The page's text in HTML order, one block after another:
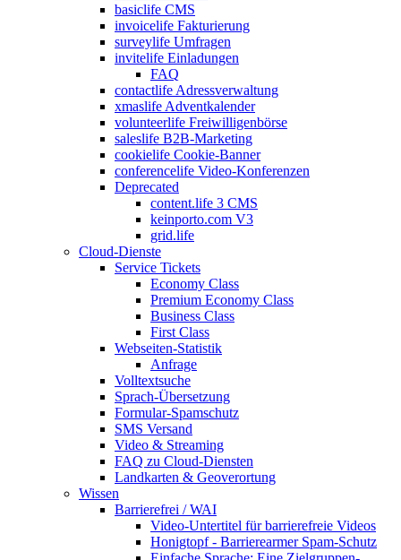
basiclife CMS
invoicelife Fakturierung
surveylife Umfragen
invitelife Einladungen
FAQ
contactlife Adressverwaltung
xmaslife Adventkalender
volunteerlife Freiwilligenbörse
saleslife B2B-Marketing
cookielife Cookie-Banner
conferencelife Video-Konferenzen
Deprecated
content.life 3 CMS
keinporto.com V3
grid.life
Cloud-Dienste
Service Tickets
Economy Class
Premium Economy Class
Business Class
First Class
Webseiten-Statistik
Anfrage
Volltextsuche
Sprach-Übersetzung
Formular-Spamschutz
SMS Versand
Video & Streaming
FAQ zu Cloud-Diensten
Landkarten & Geoverortung
Wissen
Barrierefrei / WAI
Video-Untertitel für barrierefreie Videos
Honigtopf - Barrierearmer Spam-Schutz